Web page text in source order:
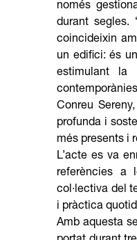
només
durant segles.
coincideixin
un edifici: és
estimulant la
Conreu
profunda i
més presents i
L’acte es va
referències a
col·lectiva del
i pràctica
Amb aquesta